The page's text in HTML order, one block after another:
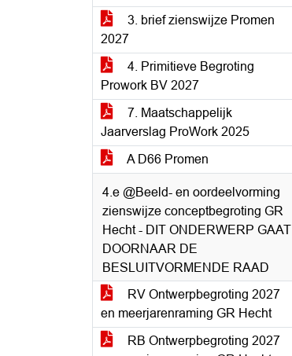
3. brief zienswijze Promen
2027
4. Primitieve Begroting
Prowork BV 2027
7. Maatschappelijk
Jaarverslag ProWork 2025
A D66 Promen
4.e @Beeld- en oordeelvorming
zienswijze conceptbegroting GR
Hecht - DIT ONDERWERP GAAT
DOORNAAR DE
BESLUITVORMENDE RAAD
RV Ontwerpbegroting 2027
en meerjarenraming GR Hecht
RB Ontwerpbegroting 2027